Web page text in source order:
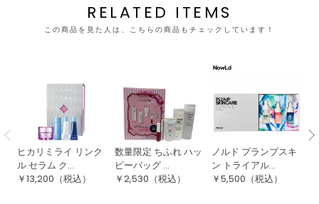
RELATED ITEMS
この商品を見た人は、こちらの商品もチェックしています！
ヒカリミライ リンク
ル セラム ク...
￥13,200 （税込）
数量限定 ちふれ ハッ
ピーバッグ ...
￥2,530 （税込）
ノルド プランプスキ
ン トライアル...
￥5,500 （税込）